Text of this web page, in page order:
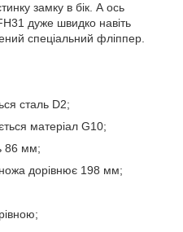
замку в бік. А ось
дуже швидко навіть
спеціальний фліппер.
сталь D2;
матеріал G10;
86 мм;
ножа дорівнює 198 мм;